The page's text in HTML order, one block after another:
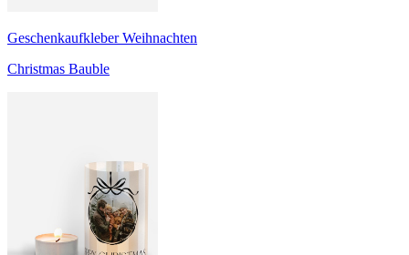
Geschenkaufkleber Weihnachten
Christmas Bauble